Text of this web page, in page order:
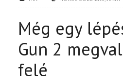
Még egy
Gun 2
felé